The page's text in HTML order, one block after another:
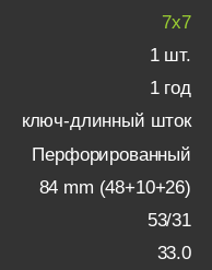
7x7
1 шт.
1 год
ключ-длинный шток
Перфорированный
84 mm (48+10+26)
53/31
33.0